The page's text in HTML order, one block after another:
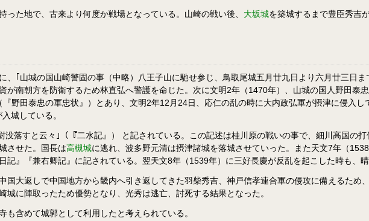
た地で、古来より何度か戦場となっている。山崎の戦い後、 大坂城を築城するまで豊臣秀吉
、｢山城の国山崎警固の事（中略）八王子山に馳せ参じ、鳥取尾城五月廿九日より六月廿三日
が南朝方を防衛するため林直弘へ警護を命じた。次に文明2年（1470年）、山城の国人野田泰
野田泰忠の軍忠状』）とあり、文明2年12月24日、応仁の乱の時に大内政弘軍が摂津に侵入
城している。
没落すと云々｣（『二水記』） と記されている。この記述は桂川原の戦いの事で、細川高国の
させた。国長は高槻城に逃れ、波多野元清は摂津諸城を落城させていった。また天文7年（
記』『兼右卿記』に記されている。翌天文8年（1539年）に三好長慶が反乱を起こした時も、
国大返しで中国地方から畿内へ引き返してきた羽柴秀吉、神戸信孝連合軍の侵攻に備えるため
城に陣取ったため優勢となり、光秀は逃亡、討死する結果となった。
も含めて城郭として利用したと考えられている。